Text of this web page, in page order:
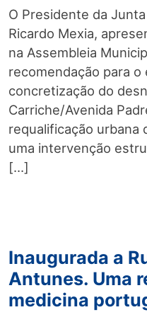
O Presidente da
Ricardo Mexia,
na Assembleia
recomendação para
concretização do
Carriche/Avenida
requalificação urbana
uma intervenção
[…]
Inaugurada a
Antunes. Uma
medicina